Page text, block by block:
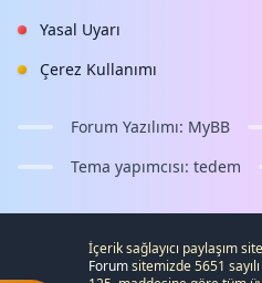
Yasal Uyarı
Çerez Kullanımı
Forum Yazılımı: MyBB
Tema yapımcısı: tedem
İçerik sağlayıcı paylaşım
Forumsitemizde 5651